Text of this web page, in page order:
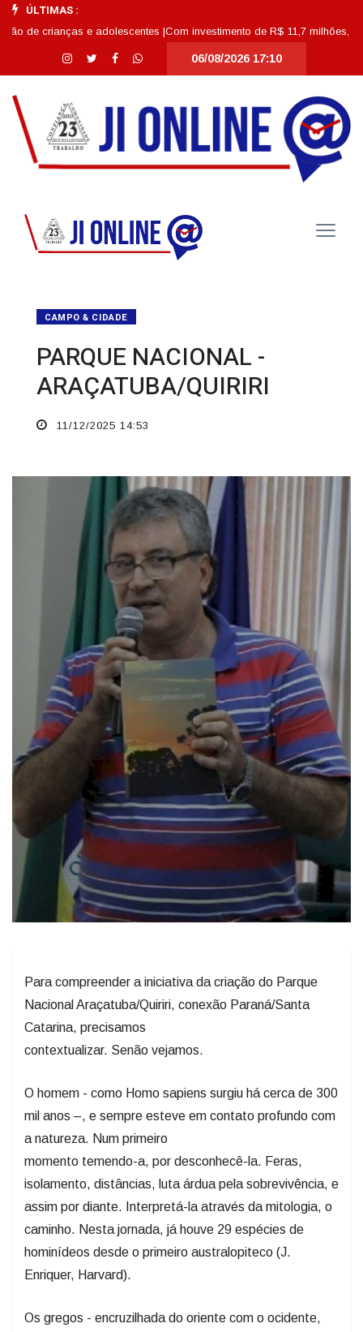
ÚLTIMAS :
e adolescentes |Com investimento de R$ 11,7 milhões, Escola
06/08/2026 17:10
CAMPO & CIDADE
PARQUE NACIONAL -
ARAÇATUBA/QUIRIRI
11/12/2025 14:53
​Para compreender a iniciativa da criação do Parque
Nacional Araçatuba/Quiriri, conexão Paraná/Santa
Catarina, precisamos
contextualizar. Senão vejamos.
O homem - como Homo sapiens surgiu há cerca de 300
mil anos –, e sempre esteve em contato profundo com
a natureza. Num primeiro
momento temendo-a, por desconhecê-la. Feras,
isolamento, distâncias, luta árdua pela sobrevivência, e
assim por diante. Interpretá-la através da mitologia, o
caminho. Nesta jornada, já houve 29 espécies de
hominídeos desde o primeiro australopiteco (J.
Enriquer, Harvard).
Os gregos - encruzilhada do oriente com o ocidente,